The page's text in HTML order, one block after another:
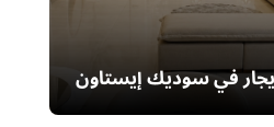
للإيجار في سوديك إيستاون
ناني